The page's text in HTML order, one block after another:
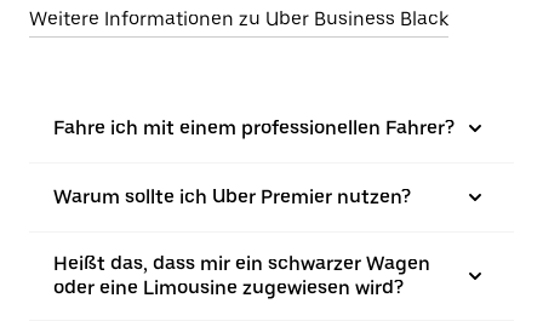
Weitere Informationen zu Uber Business Black
Fahre ich mit einem professionellen Fahrer?
Warum sollte ich Uber Premier nutzen?
Heißt das, dass mir ein schwarzer Wagen
oder eine Limousine zugewiesen wird?